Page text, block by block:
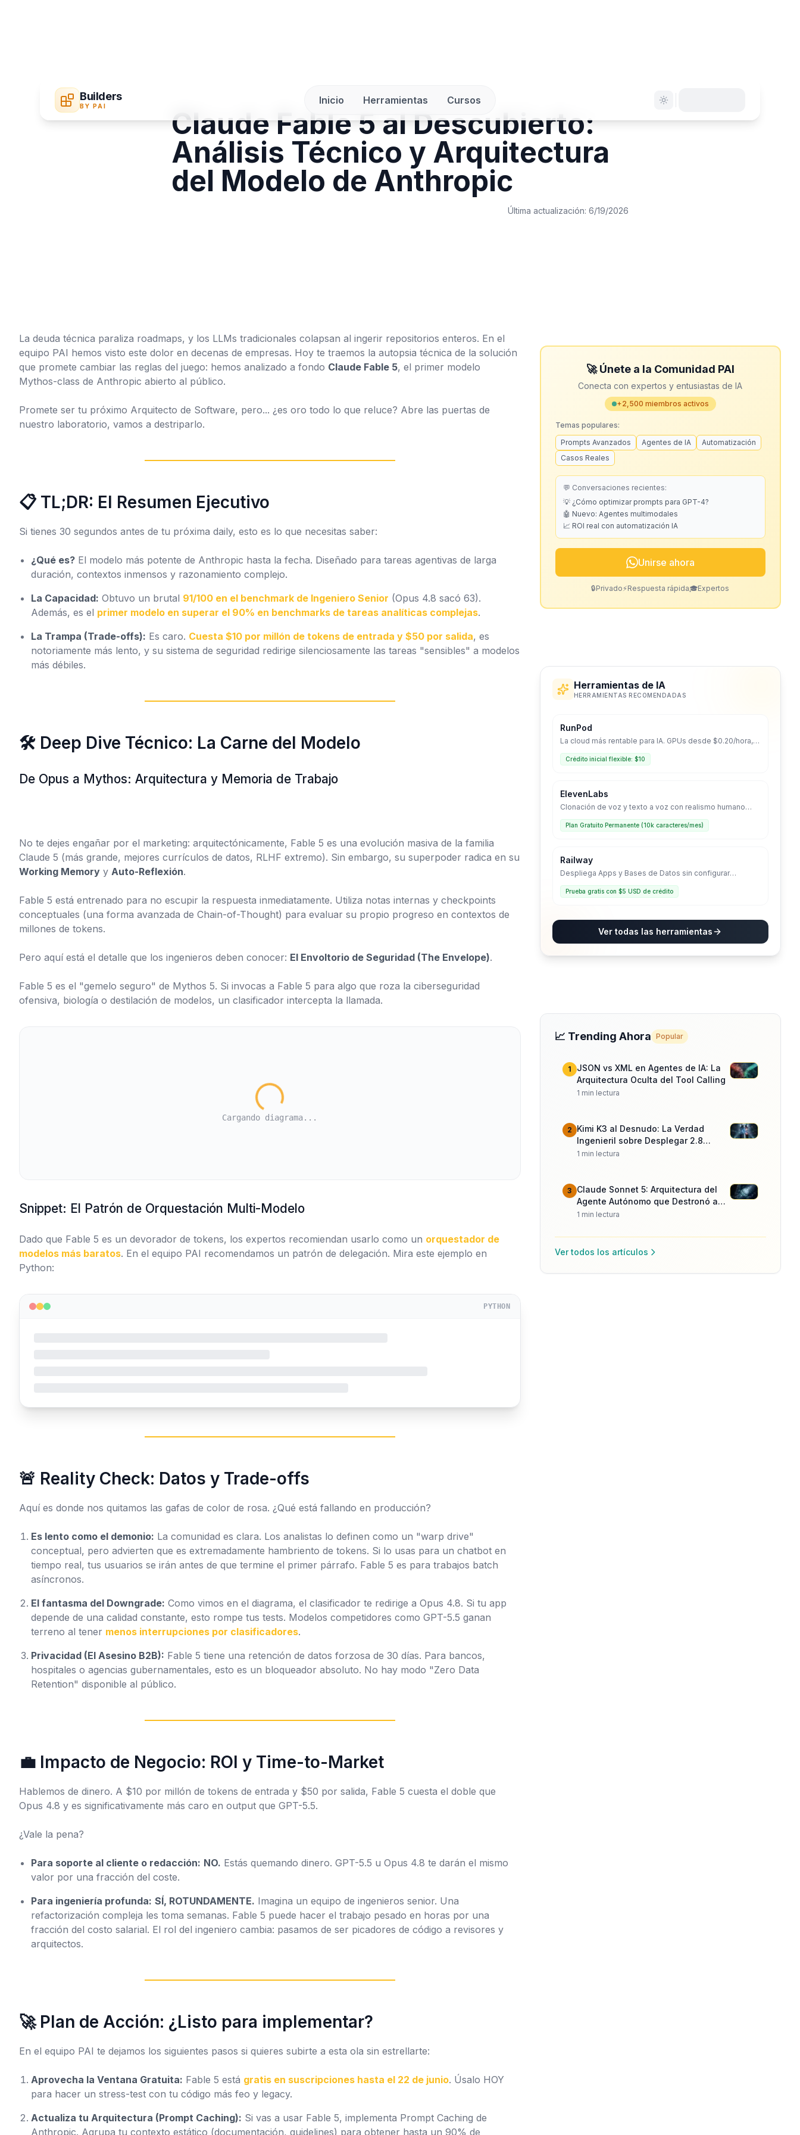
Builders
BY PAI Inicio Herramientas Cursos
Claude Fable 5 al Descubierto:
Análisis Técnico y Arquitectura
del Modelo de Anthropic
Última actualización: 6/19/2026
La deuda técnica paraliza roadmaps, y los LLMs tradicionales colapsan al ingerir repositorios enteros. En el
equipo PAI hemos visto este dolor en decenas de empresas. Hoy te traemos la autopsia técnica de la solución
que promete cambiar las reglas del juego: hemos analizado a fondo Claude Fable 5, el primer modelo
Mythos-class de Anthropic abierto al público.
Promete ser tu próximo Arquitecto de Software, pero... ¿es oro todo lo que reluce? Abre las puertas de
nuestro laboratorio, vamos a destriparlo.
📋 TL;DR: El Resumen Ejecutivo
Si tienes 30 segundos antes de tu próxima daily, esto es lo que necesitas saber:
¿Qué es? El modelo más potente de Anthropic hasta la fecha. Diseñado para tareas agentivas de larga
duración, contextos inmensos y razonamiento complejo.
La Capacidad: Obtuvo un brutal 91/100 en el benchmark de Ingeniero Senior (Opus 4.8 sacó 63).
Además, es el primer modelo en superar el 90% en benchmarks de tareas analíticas complejas.
La Trampa (Trade-offs): Es caro. Cuesta $10 por millón de tokens de entrada y $50 por salida, es
notoriamente más lento, y su sistema de seguridad redirige silenciosamente las tareas "sensibles" a modelos
más débiles.
🛠️ Deep Dive Técnico: La Carne del Modelo
De Opus a Mythos: Arquitectura y Memoria de Trabajo
No te dejes engañar por el marketing: arquitectónicamente, Fable 5 es una evolución masiva de la familia
Claude 5 (más grande, mejores currículos de datos, RLHF extremo). Sin embargo, su superpoder radica en su
Working Memory y Auto-Reflexión.
Fable 5 está entrenado para no escupir la respuesta inmediatamente. Utiliza notas internas y checkpoints
conceptuales (una forma avanzada de Chain-of-Thought) para evaluar su propio progreso en contextos de
millones de tokens.
Pero aquí está el detalle que los ingenieros deben conocer: El Envoltorio de Seguridad (The Envelope).
Fable 5 es el "gemelo seguro" de Mythos 5. Si invocas a Fable 5 para algo que roza la ciberseguridad
ofensiva, biología o destilación de modelos, un clasificador intercepta la llamada.
Cargando diagrama...
Snippet: El Patrón de Orquestación Multi-Modelo
Dado que Fable 5 es un devorador de tokens, los expertos recomiendan usarlo como un orquestador de
modelos más baratos. En el equipo PAI recomendamos un patrón de delegación. Mira este ejemplo en
Python:
PYTHON
🚨 Reality Check: Datos y Trade-offs
Aquí es donde nos quitamos las gafas de color de rosa. ¿Qué está fallando en producción?
Es lento como el demonio: La comunidad es clara. Los analistas lo definen como un "warp drive"
conceptual, pero advierten que es extremadamente hambriento de tokens. Si lo usas para un chatbot en
tiempo real, tus usuarios se irán antes de que termine el primer párrafo. Fable 5 es para trabajos batch
asíncronos.
El fantasma del Downgrade: Como vimos en el diagrama, el clasificador te redirige a Opus 4.8. Si tu app
depende de una calidad constante, esto rompe tus tests. Modelos competidores como GPT-5.5 ganan
terreno al tener menos interrupciones por clasificadores.
Privacidad (El Asesino B2B): Fable 5 tiene una retención de datos forzosa de 30 días. Para bancos,
hospitales o agencias gubernamentales, esto es un bloqueador absoluto. No hay modo "Zero Data
Retention" disponible al público.
💼 Impacto de Negocio: ROI y Time-to-Market
Hablemos de dinero. A $10 por millón de tokens de entrada y $50 por salida, Fable 5 cuesta el doble que
Opus 4.8 y es significativamente más caro en output que GPT-5.5.
¿Vale la pena?
Para soporte al cliente o redacción: NO. Estás quemando dinero. GPT-5.5 u Opus 4.8 te darán el mismo
valor por una fracción del coste.
Para ingeniería profunda: SÍ, ROTUNDAMENTE. Imagina un equipo de ingenieros senior. Una
refactorización compleja les toma semanas. Fable 5 puede hacer el trabajo pesado en horas por una
fracción del costo salarial. El rol del ingeniero cambia: pasamos de ser picadores de código a revisores y
arquitectos.
🚀 Plan de Acción: ¿Listo para implementar?
En el equipo PAI te dejamos los siguientes pasos si quieres subirte a esta ola sin estrellarte:
Aprovecha la Ventana Gratuita: Fable 5 está gratis en suscripciones hasta el 22 de junio. Úsalo HOY
para hacer un stress-test con tu código más feo y legacy.
Actualiza tu Arquitectura (Prompt Caching): Si vas a usar Fable 5, implementa Prompt Caching de
Anthropic. Agrupa tu contexto estático (documentación, guidelines) para obtener hasta un 90% de
🚀 Únete a la Comunidad PAI
Conecta con expertos y entusiastas de IA
+2,500 miembros activos
Temas populares:
Prompts Avanzados
Agentes de IA
Automatización
Casos Reales
💬 Conversaciones recientes:
💡 ¿Cómo optimizar prompts para GPT-4?
🤖 Nuevo: Agentes multimodales
📈 ROI real con automatización IA
Unirse ahora
🔒Privado⚡Respuesta rápida🎓Expertos
Herramientas de IA
HERRAMIENTAS RECOMENDADAS
RunPod
La cloud más rentable para IA. GPUs desde $0.20/hora,
Crédito inicial flexible: $10
ElevenLabs
Clonación de voz y texto a voz con realismo humano
Plan Gratuito Permanente (10k caracteres/mes)
Railway
Despliega Apps y Bases de Datos sin configurar
Prueba gratis con $5 USD de crédito
Ver todas las herramientas
📈 Trending Ahora Popular
1
JSON vs XML en Agentes de IA: La
Arquitectura Oculta del Tool Calling
1 min lectura
2 Kimi K3 al Desnudo: La Verdad
Ingenieril sobre Desplegar 2.8
Billones de Parámetros
1 min lectura
3 Claude Sonnet 5: Arquitectura del
Agente Autónomo que Destronó a
Opus
1 min lectura
Ver todos los artículos